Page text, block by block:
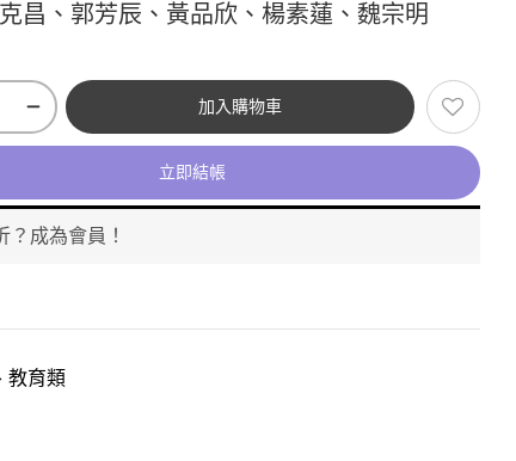
昌、郭芳辰、黃品欣、楊素蓮、魏宗明
加入購物車
立即結帳
？成為會員！
教育類